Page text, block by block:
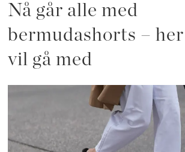
Nå går alle med
bermudashorts –
vil gå med